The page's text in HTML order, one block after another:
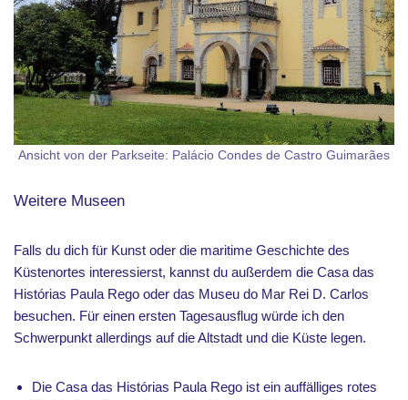
Ansicht von der Parkseite: Palácio Condes de Castro Guimarães
Weitere Museen
Falls du dich für Kunst oder die maritime Geschichte des
Küstenortes interessierst, kannst du außerdem die Casa das
Histórias Paula Rego oder das Museu do Mar Rei D. Carlos
besuchen. Für einen ersten Tagesausflug würde ich den
Schwerpunkt allerdings auf die Altstadt und die Küste legen.
Die Casa das Histórias Paula Rego ist ein auffälliges rotes